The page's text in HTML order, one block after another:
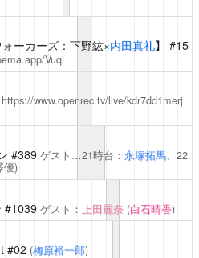
ーカーズ：下野紘×内田真礼】 #15
Vuqi
https://www.openrec.tv/live/kdr7dd1merj
#389 ゲスト…21時台： 永塚拓馬、22
優)
#1039 ゲスト： 上田麗奈 (白石晴香)
#02 (梅原裕一郎)